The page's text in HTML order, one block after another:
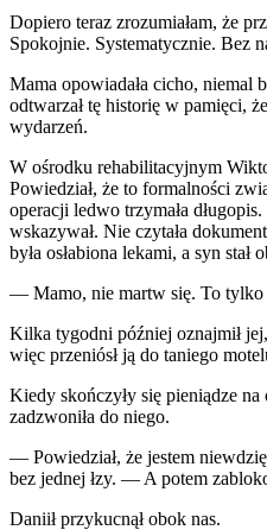
Dopiero teraz zrozumiałam, że
Spokojnie. Systematycznie. Bez
Mama opowiadała cicho, niemal
odtwarzał tę historię w pamięci,
wydarzeń.
W ośrodku rehabilitacyjnym
Powiedział, że to formalności
operacji ledwo trzymała
wskazywał. Nie czytała
była osłabiona lekami, a syn stał
— Mamo, nie martw się. To tylko
Kilka tygodni później oznajmił
więc przeniósł ją do taniego
Kiedy skończyły się pieniądze na
zadzwoniła do niego.
— Powiedział, że jestem
bez jednej łzy. — A potem
Daniił przykucnął obok nas.